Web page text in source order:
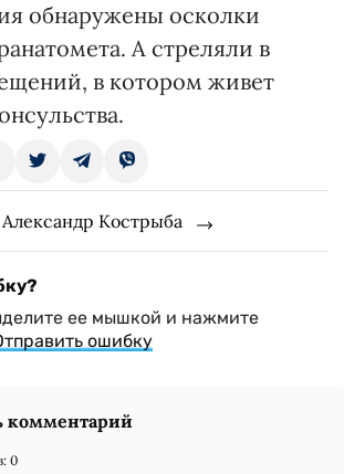
обнаружены осколки
А стреляли в
в котором живет
Кострыба
ее мышкой и нажмите
ошибку
комментарий
0